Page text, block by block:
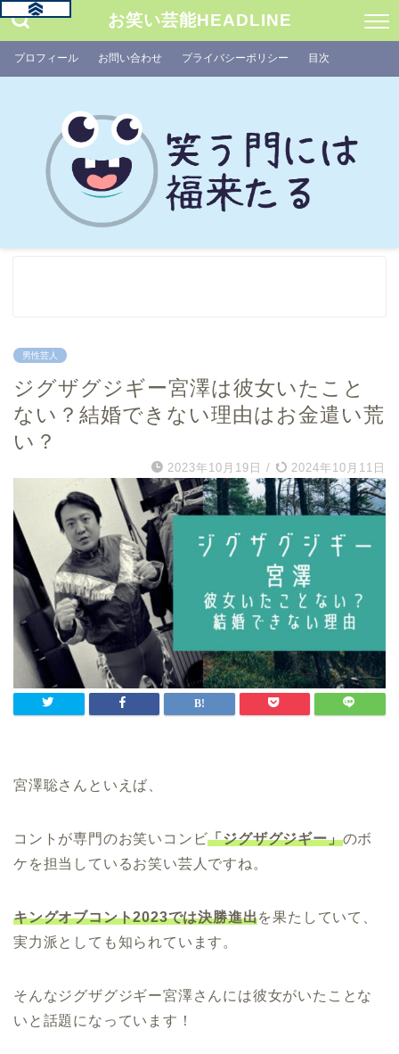
お笑い芸能HEADLINE
プロフィール お問い合わせ プライバシーポリシー 目次
男性芸人
ジグザグジギー宮澤は彼女いたこと
ない？結婚できない理由はお金遣い荒
い？
2023年10月19日 / 2024年10月11日
宮澤聡さんといえば、
コントが専門のお笑いコンビ「ジグザグジギー」のボ
ケを担当しているお笑い芸人ですね。
キングオブコント2023では決勝進出を果たしていて、
実力派としても知られています。
そんなジグザグジギー宮澤さんには彼女がいたことな
いと話題になっています！